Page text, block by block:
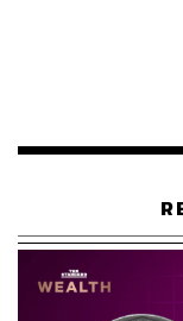
(อัตราการเปลี่ยนแ
นันทพงษ์กล่าวต่อว่
พฤษภาคม 2569 มี
ลง เหตุต้นทุนการผ